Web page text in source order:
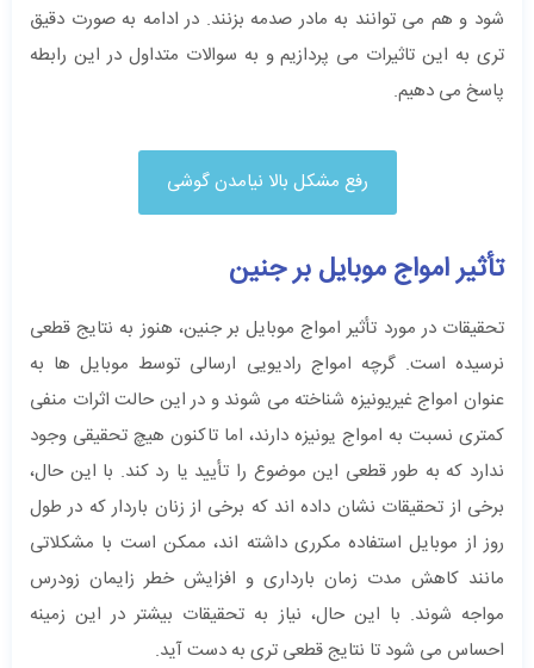
شود و هم می توانند به مادر صدمه بزنند. در ادامه به صورت دقیق
تری به این تاثیرات می پردازیم و به سوالات متداول در این رابطه
پاسخ می دهیم.
رفع مشکل بالا نیامدن گوشی
تأثیر امواج موبایل بر جنین
تحقیقات در مورد تأثیر امواج موبایل بر جنین، هنوز به نتایج قطعی
نرسیده است. گرچه امواج رادیویی ارسالی توسط موبایل ‌ها به
عنوان امواج غیریونیزه شناخته می ‌شوند و در این حالت اثرات منفی
کمتری نسبت به امواج یونیزه دارند، اما تاکنون هیچ تحقیقی وجود
ندارد که به طور قطعی این موضوع را تأیید یا رد کند. با این حال،
برخی از تحقیقات نشان داده‌ اند که برخی از زنان باردار که در طول
روز از موبایل استفاده مکرری داشته ‌اند، ممکن است با مشکلاتی
مانند کاهش مدت زمان بارداری و افزایش خطر زایمان زودرس
مواجه شوند. با این حال، نیاز به تحقیقات بیشتر در این زمینه
احساس می‌ شود تا نتایج قطعی‌ تری به دست آید.